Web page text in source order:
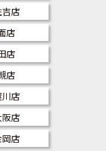
店
店
店
店
店
店
店